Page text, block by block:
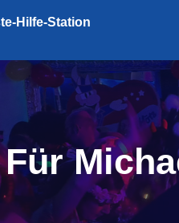
Hilfe-Station